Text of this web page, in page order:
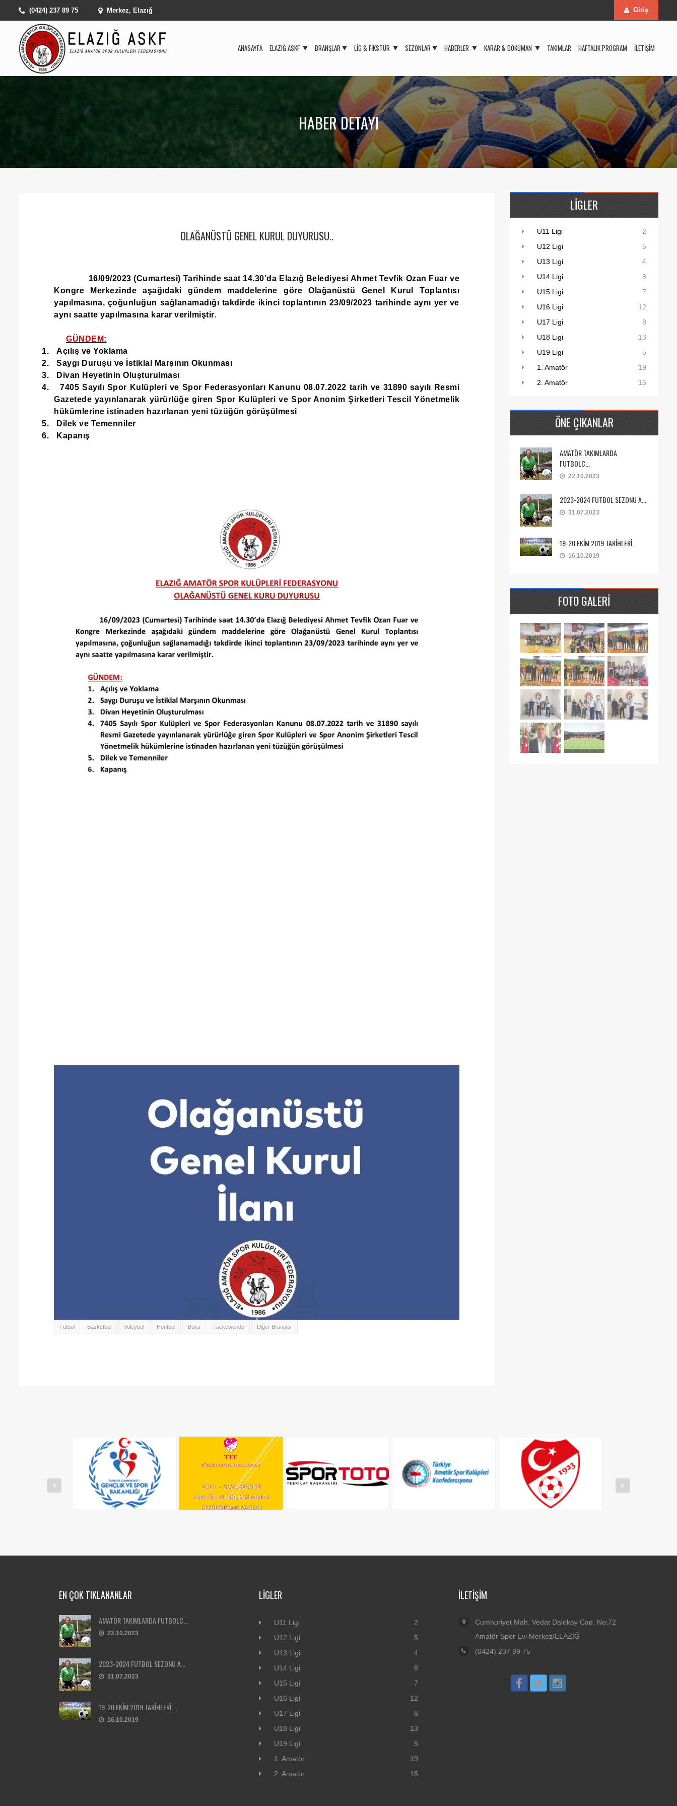
(0424) 237 89 75 Merkez, Elazığ Giriş
ANASAYFA ELAZIĞ ASKF BRANŞLAR LIG & FIKSTÜR SEZONLAR HABERLER KARAR & DÖKÜMAN TAKIMLAR HAFTALIK PROGRAM İLETIŞIM
HABER DETAYI
OLAĞANÜSTÜ GENEL KURUL DUYURUSU..
16/09/2023 (Cumartesi) Tarihinde saat 14.30’da Elazığ Belediyesi Ahmet Tevfik Ozan Fuar ve
Kongre Merkezinde aşağıdaki gündem maddelerine göre Olağanüstü Genel Kurul Toplantısı
yapılmasına, çoğunluğun sağlanamadığı takdirde ikinci toplantının 23/09/2023 tarihinde aynı yer ve
aynı saatte yapılmasına karar verilmiştir.
GÜNDEM:
1.
Açılış ve Yoklama
2.
Saygı Duruşu ve İstiklal Marşının Okunması
3.
Divan Heyetinin Oluşturulması
4.
7405 Sayılı Spor Kulüpleri ve Spor Federasyonları Kanunu 08.07.2022 tarih ve 31890 sayılı Resmi
Gazetede yayınlanarak yürürlüğe giren Spor Kulüpleri ve Spor Anonim Şirketleri Tescil Yönetmelik
hükümlerine istinaden hazırlanan yeni tüzüğün görüşülmesi
5.
Dilek ve Temenniler
6.
Kapanış
Futbol Basketbol Voleybol Hentbol Boks Taekewondo Diğer Branşlar
LIGLER
U11 Ligi
2
U12 Ligi
5
U13 Ligi
4
U14 Ligi
8
U15 Ligi
7
U16 Ligi
12
U17 Ligi
8
U18 Ligi
13
U19 Ligi
5
1. Amatör
19
2. Amatör
15
ÖNE ÇIKANLAR
AMATÖR TAKIMLARDA
FUTBOLC...
22.10.2023
2023-2024 FUTBOL SEZONU A...
31.07.2023
19-20 EKİM 2019 TARİHLERİ...
16.10.2019
FOTO GALERI
EN ÇOK TIKLANANLAR
AMATÖR TAKIMLARDA FUTBOLC...
22.10.2023
2023-2024 FUTBOL SEZONU A...
31.07.2023
19-20 EKİM 2019 TARİHLERİ...
16.10.2019
LIGLER
U11 Ligi
2
U12 Ligi
5
U13 Ligi
4
U14 Ligi
8
U15 Ligi
7
U16 Ligi
12
U17 Ligi
8
U18 Ligi
13
U19 Ligi
5
1. Amatör
19
2. Amatör
15
İLETIŞIM
Cumhuriyet Mah. Vedat Dalokay Cad. No:72
Amatör Spor Evi Merkez/ELAZIĞ
(0424) 237 89 75